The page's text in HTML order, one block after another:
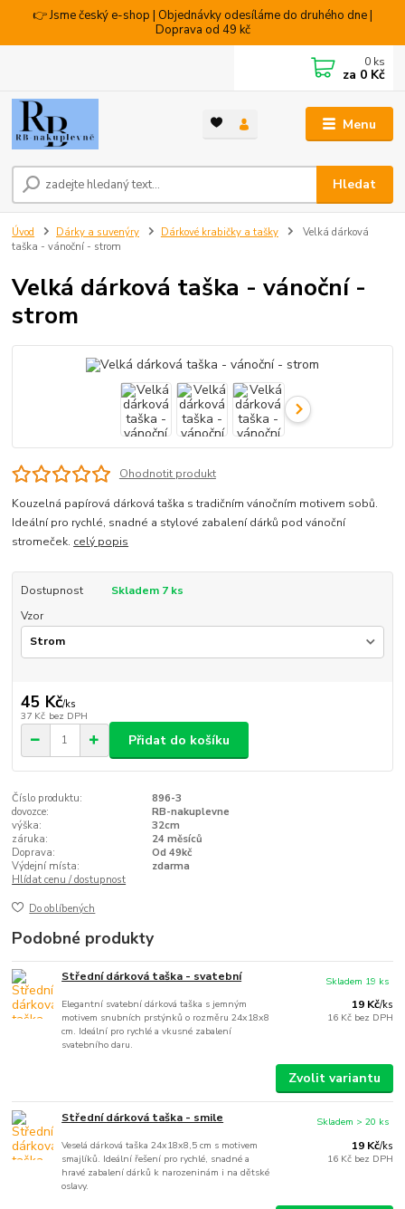
👉 Jsme český e-shop | Objednávky odesíláme do druhého dne |
Doprava od 49 kč
Menu
Hledat
0 ks
za 0 Kč
Úvod Dárky a suvenýry Dárkové krabičky a tašky
Velká dárková
taška - vánoční - strom
Velká dárková taška - vánoční -
strom
Ohodnotit produkt
Kouzelná papírová dárková taška s tradičním vánočním motivem sobů.
Ideální pro rychlé, snadné a stylové zabalení dárků pod vánoční
stromeček. celý popis
Dostupnost
Skladem 7 ks
Vzor
45 Kč/ks
37 Kč bez DPH
Přidat do košíku
Číslo produktu:
896-3
dovozce:
RB-nakuplevne
výška:
32cm
záruka:
24 měsíců
Doprava:
Od 49kč
Výdejní místa:
zdarma
Hlídat cenu / dostupnost
Do oblíbených
Podobné produkty
Střední dárková taška - svatební
Elegantní svatební dárková taška s jemným
motivem snubních prstýnků o rozměru 24x18x8
cm. Ideální pro rychlé a vkusné zabalení
svatebního daru.
19 Kč/ks
16 Kč bez DPH
Skladem 19 ks
Zvolit variantu
Střední dárková taška - smile
Veselá dárková taška 24x18x8,5 cm s motivem
smajlíků. Ideální řešení pro rychlé, snadné a
hravé zabalení dárků k narozeninám i na dětské
oslavy.
19 Kč/ks
16 Kč bez DPH
Skladem > 20 ks